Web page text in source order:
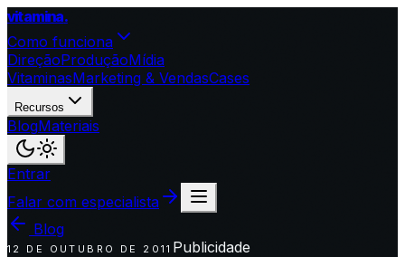
vitamina.
Como funciona
DireçãoProduçãoMídia
VitaminasMarketing & VendasCases
Recursos
BlogMateriais
Entrar
Falar com especialista
Blog
12 DE OUTUBRO DE 2011 Publicidade